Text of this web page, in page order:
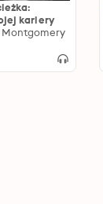
kariery
Montgomery